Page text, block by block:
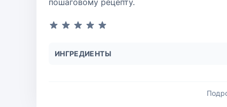
пошаговому рецепту.
ИНГРЕДИЕНТЫ